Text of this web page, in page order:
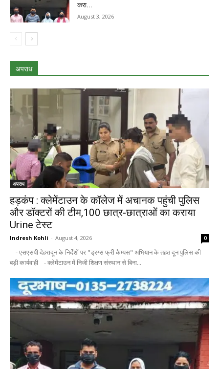
करा...
August 3, 2026
अपराध
अपराध
हड़कंप : क्लेमेंटाउन के कॉलेज में अचानक पहुंची पुलिस
और डॉक्टरों की टीम,100 छात्र-छात्राओं का कराया
Urine टेस्ट
Indresh Kohli - August 4, 2026 0
- एसएसपी देहरादून के निर्देशों पर "ड्रग्स फ्री कैम्पस" अभियान के तहत दून पुलिस की
बड़ी कार्यवाही - क्लेमेंटाउन में निजी शिक्षण संस्थान से बिना...